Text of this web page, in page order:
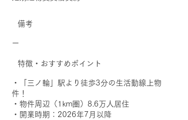
備考
ー
特徴・おすすめポイント
・「三ノ輪」駅より徒歩3分の生活動線上物
件！
・物件周辺（1km圏）8.6万人居住
・開業時期：2026年7月以降